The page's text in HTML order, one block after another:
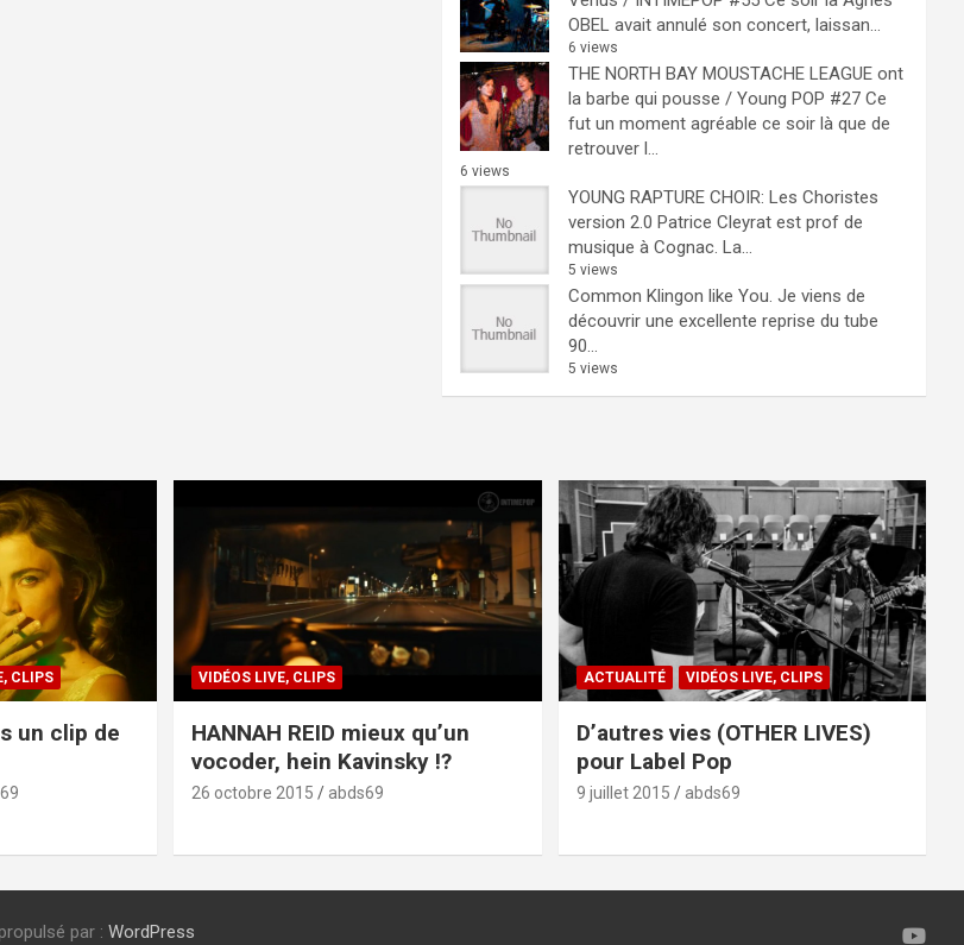
OBEL avait annulé son concert, laissan...
6 views
THE NORTH BAY MOUSTACHE LEAGUE ont
la barbe qui pousse / Young POP #27 Ce
fut un moment agréable ce soir là que de
retrouver l...
6 views
YOUNG RAPTURE CHOIR: Les Choristes
version 2.0 Patrice Cleyrat est prof de
musique à Cognac. La...
5 views
Common Klingon like You. Je viens de
découvrir une excellente reprise du tube
90...
5 views
CLIPS
un clip de
VIDÉOS LIVE, CLIPS
HANNAH REID mieux qu’un
vocoder, hein Kavinsky !?
26 octobre 2015 abds69
ACTUALITÉ VIDÉOS LIVE, CLIPS
D’autres vies (OTHER LIVES)
pour Label Pop
9 juillet 2015 abds69
par : WordPress